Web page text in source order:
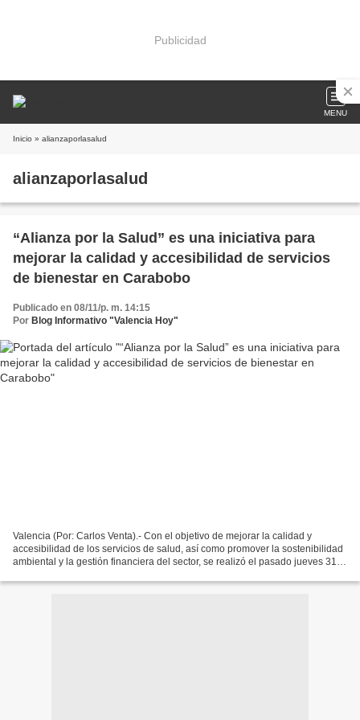
Publicidad
MENU
Inicio » alianzaporlasalud
alianzaporlasalud
“Alianza por la Salud” es una iniciativa para
mejorar la calidad y accesibilidad de servicios
de bienestar en Carabobo
Publicado en 08/11/p. m. 14:15
Por Blog Informativo "Valencia Hoy"
Valencia (Por: Carlos Venta).- Con el objetivo de mejorar la calidad y
accesibilidad de los servicios de salud, así como promover la sostenibilidad
ambiental y la gestión financiera del sector, se realizó el pasado jueves 31